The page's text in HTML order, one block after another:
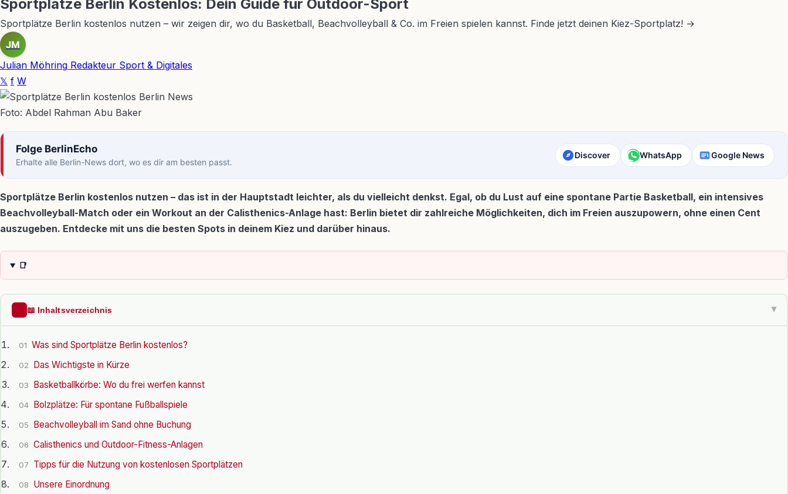
Sportplätze Berlin Kostenlos: Dein Guide für Outdoor-Sport
Sportplätze Berlin kostenlos nutzen – wir zeigen dir, wo du Basketball, Beachvolleyball & Co. im Freien spielen kannst. Finde jetzt deinen Kiez-Sportplatz! →
JM
Julian Möhring Redakteur Sport & Digitales
𝕏 f W
Foto: Abdel Rahman Abu Baker
Folge BerlinEcho
Erhalte alle Berlin-News dort, wo es dir am besten passt.
Discover WhatsApp Google News
Sportplätze Berlin kostenlos nutzen – das ist in der Hauptstadt leichter, als du vielleicht denkst. Egal, ob du Lust auf eine spontane Partie Basketball, ein intensives
Beachvolleyball-Match oder ein Workout an der Calisthenics-Anlage hast: Berlin bietet dir zahlreiche Möglichkeiten, dich im Freien auszupowern, ohne einen Cent
auszugeben. Entdecke mit uns die besten Spots in deinem Kiez und darüber hinaus.
📑
📖 Inhaltsverzeichnis ▶
01 Was sind Sportplätze Berlin kostenlos?
02 Das Wichtigste in Kürze
03 Basketballkörbe: Wo du frei werfen kannst
04 Bolzplätze: Für spontane Fußballspiele
05 Beachvolleyball im Sand ohne Buchung
06 Calisthenics und Outdoor-Fitness-Anlagen
07 Tipps für die Nutzung von kostenlosen Sportplätzen
08 Unsere Einordnung